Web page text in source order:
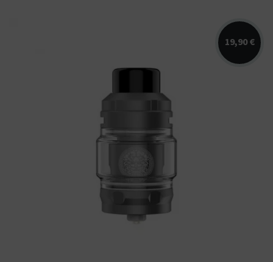
19,90 €
Clearomiseur Geek Vape Z Sub-Ohm
dédié à l'inhalation directe (DL)....